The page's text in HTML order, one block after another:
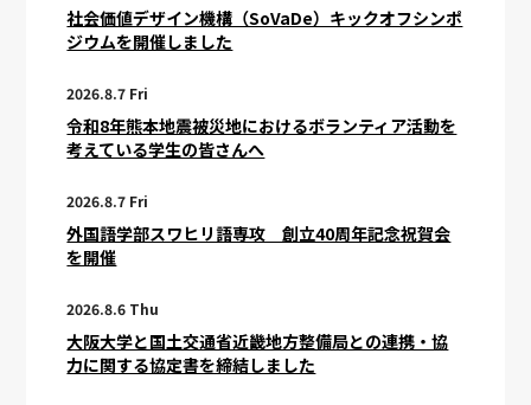
社会価値デザイン機構（SoVaDe）キックオフシンポ
ジウムを開催しました
2026.8.7 Fri
令和8年熊本地震被災地におけるボランティア活動を
考えている学生の皆さんへ
2026.8.7 Fri
外国語学部スワヒリ語専攻 創立40周年記念祝賀会
を開催
2026.8.6 Thu
大阪大学と国土交通省近畿地方整備局との連携・協
力に関する協定書を締結しました